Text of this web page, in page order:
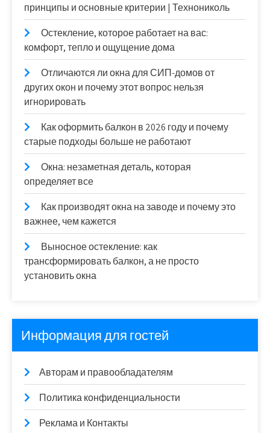
принципы и основные критерии | Технониколь
Остекление, которое работает на вас:
комфорт, тепло и ощущение дома
Отличаются ли окна для СИП-домов от
других окон и почему этот вопрос нельзя
игнорировать
Как оформить балкон в 2026 году и почему
старые подходы больше не работают
Окна: незаметная деталь, которая
определяет все
Как производят окна на заводе и почему это
важнее, чем кажется
Выносное остекление: как
трансформировать балкон, а не просто
установить окна
Информация для гостей
Авторам и правообладателям
Политика конфиденциальности
Реклама и Контакты